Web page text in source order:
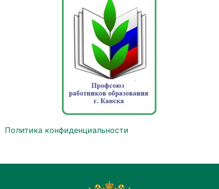
Политика конфиденциальности